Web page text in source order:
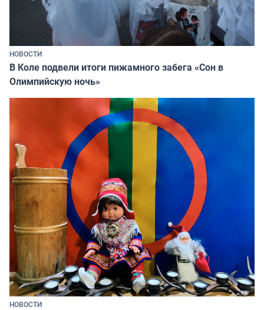
НОВОСТИ
В Коле подвели итоги пижамного забега «Сон в
Олимпийскую ночь»
НОВОСТИ